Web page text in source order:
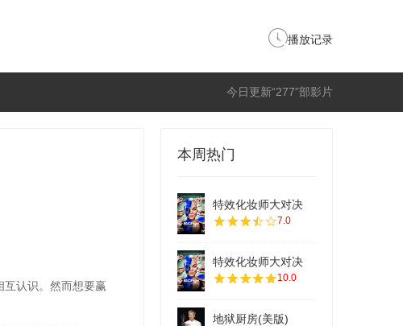
播放记录
今日更新“277”部影片
认识。然而想要赢
本周热门
特效化妆师大对决
7.0
特效化妆师大对决
10.0
地狱厨房(美版)